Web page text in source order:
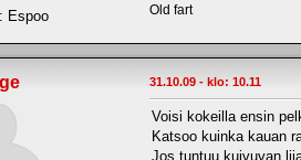
Espoo Old fart
31.10.09 - klo: 10.11
Voisi kokeilla ensin
Katsoo kuinka kauan
Jos tuntuu kuivuvan